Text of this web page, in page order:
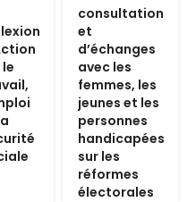
consultation
et
d’échanges
avec les
femmes, les
jeunes et les
personnes
handicapées
sur les
réformes
électorales